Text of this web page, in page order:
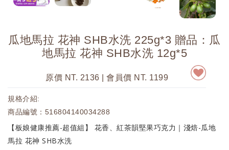
瓜地馬拉 花神 SHB水洗 225g*3 贈品：瓜
地馬拉 花神 SHB水洗 12g*5
原價 NT. 2136 | 會員價 NT. 1199
規格介紹:
商品編號：516804140034288
【板娘健康推薦-超值組】 花香、紅茶韻堅果巧克力｜淺焙-瓜地
馬拉 花神 SHB水洗